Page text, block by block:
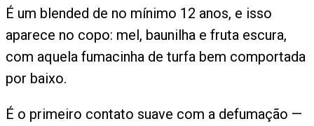
É um blended de no mínimo 12 anos, e isso
aparece no copo: mel, baunilha e fruta escura,
com aquela fumacinha de turfa bem comportada
por baixo.
É o primeiro contato suave com a defumação —